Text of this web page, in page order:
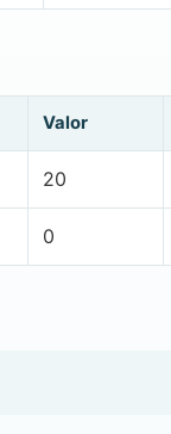
Valor
20
0